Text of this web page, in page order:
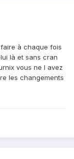
à chaque fois
là et sans cran
vous ne l avez
les changements